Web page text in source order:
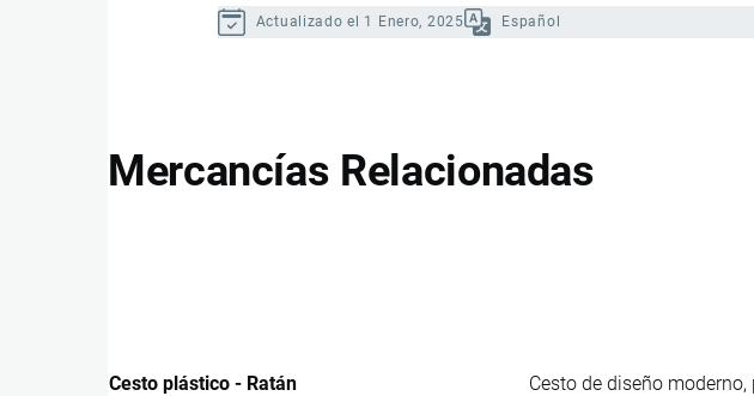
Actualizado el 1 Enero, 2025 Español
Mercancías Relacionadas
Cesto plástico - Ratán Cesto de diseño